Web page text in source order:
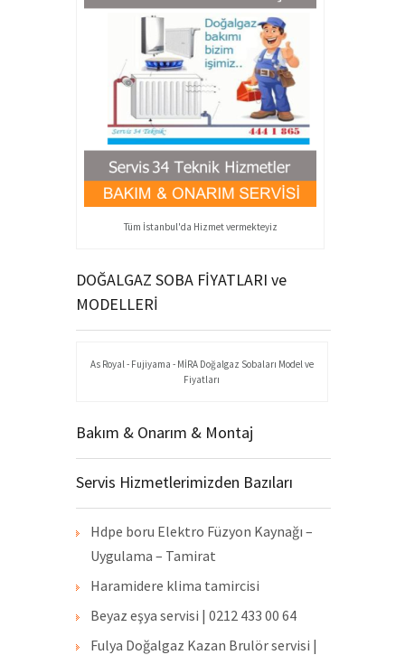
Tüm İstanbul'da Hizmet vermekteyiz
DOĞALGAZ SOBA FİYATLARI ve
MODELLERİ
As Royal - Fujiyama - MİRA Doğalgaz Sobaları Model ve
Fiyatları
Bakım & Onarım & Montaj
Servis Hizmetlerimizden Bazıları
Hdpe boru Elektro Füzyon Kaynağı –
Uygulama – Tamirat
Haramidere klima tamircisi
Beyaz eşya servisi | 0212 433 00 64
Fulya Doğalgaz Kazan Brulör servisi |